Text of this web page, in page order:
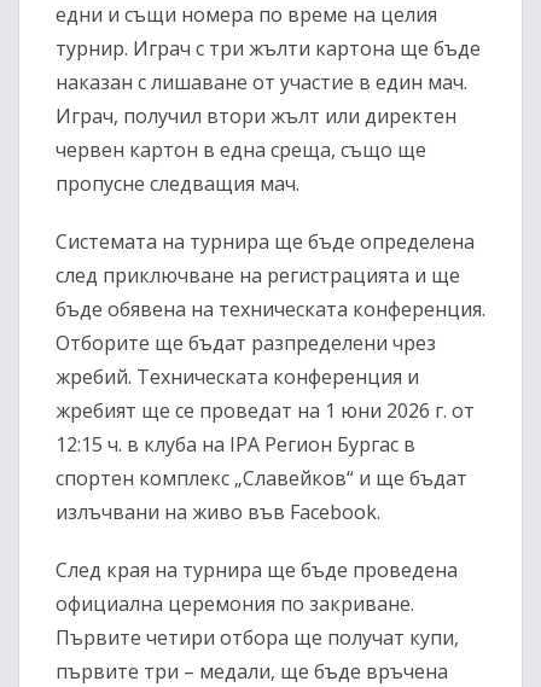
едни и същи номера по време на целия
турнир. Играч с три жълти картона ще бъде
наказан с лишаване от участие в един мач.
Играч, получил втори жълт или директен
червен картон в една среща, също ще
пропусне следващия мач.
Системата на турнира ще бъде определена
след приключване на регистрацията и ще
бъде обявена на техническата конференция.
Отборите ще бъдат разпределени чрез
жребий. Техническата конференция и
жребият ще се проведат на 1 юни 2026 г. от
12:15 ч. в клуба на IPA Регион Бургас в
спортен комплекс „Славейков“ и ще бъдат
излъчвани на живо във Facebook.
След края на турнира ще бъде проведена
официална церемония по закриване.
Първите четири отбора ще получат купи,
първите три – медали, ще бъде връчена